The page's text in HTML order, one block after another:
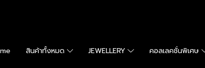
สินค้าทั้งหมด JEWELLERY คอลเลคชั่นพิเศษ